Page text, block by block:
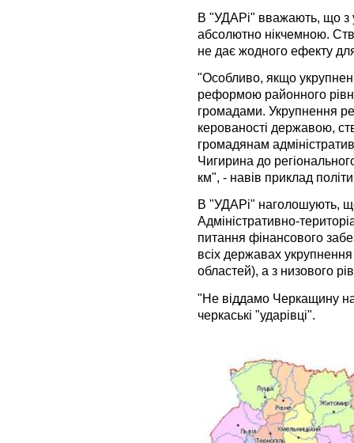
В "УДАРі" вважають, що з
абсолютно нікчемною.
не дає жодного ефекту
"Особливо, якщо
реформою районного
громадами. Укрупнення
керованості державою,
громадянам
Чигирина до
км", - навів приклад
В "УДАРі" наголошують, що
Адміністративно-
питання фінансового
всіх державах
областей), а з низового
"Не віддамо Черкащину
черкаські "ударівці".